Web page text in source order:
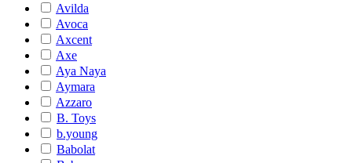
Avilda
Avoca
Axcent
Axe
Aya Naya
Aymara
Azzaro
B. Toys
b.young
Babolat